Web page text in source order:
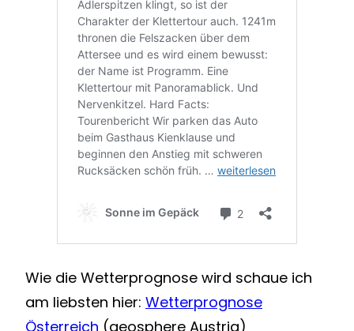
Wie die Wetterprognose wird schaue ich
am liebsten hier: Wetterprognose
Österreich (geosphere Austria)